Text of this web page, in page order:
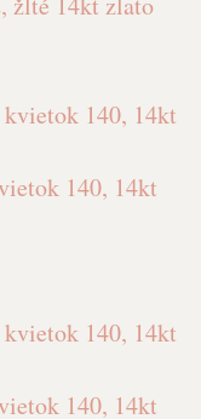
140, 14kt
140, 14kt